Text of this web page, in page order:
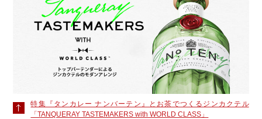
特集『タンカレー ナンバーテン』とお茶でつくるジンカクテル
「TANQUERAY TASTEMAKERS with WORLD CLASS」